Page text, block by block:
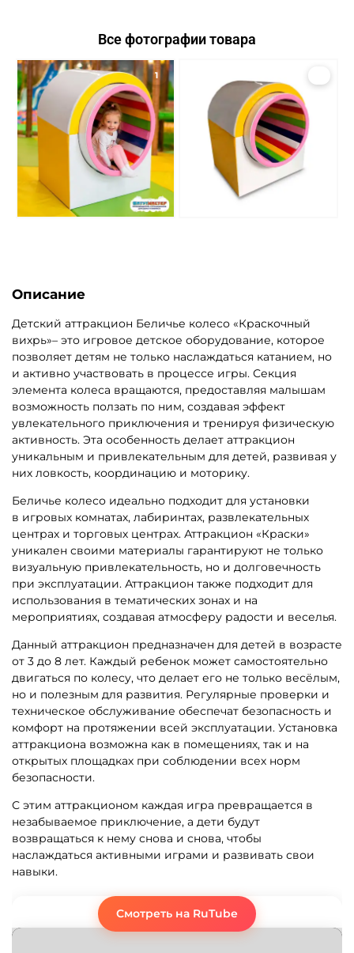
Все фотографии товара
1
Описание
Детский аттракцион Беличье колесо «Краскочный
вихрь»– это игровое детское оборудование, которое
позволяет детям не только наслаждаться катанием, но
и активно участвовать в процессе игры. Секция
элемента колеса вращаются, предоставляя малышам
возможность ползать по ним, создавая эффект
увлекательного приключения и тренируя физическую
активность. Эта особенность делает аттракцион
уникальным и привлекательным для детей, развивая у
них ловкость, координацию и моторику.
Беличье колесо идеально подходит для установки
в игровых комнатах, лабиринтах, развлекательных
центрах и торговых центрах. Аттракцион «Краски»
уникален своими материалы гарантируют не только
визуальную привлекательность, но и долговечность
при эксплуатации. Аттракцион также подходит для
использования в тематических зонах и на
мероприятиях, создавая атмосферу радости и веселья.
Данный аттракцион предназначен для детей в возрасте
от 3 до 8 лет. Каждый ребенок может самостоятельно
двигаться по колесу, что делает его не только весёлым,
но и полезным для развития. Регулярные проверки и
техническое обслуживание обеспечат безопасность и
комфорт на протяжении всей эксплуатации. Установка
аттракциона возможна как в помещениях, так и на
открытых площадках при соблюдении всех норм
безопасности.
С этим аттракционом каждая игра превращается в
незабываемое приключение, а дети будут
возвращаться к нему снова и снова, чтобы
наслаждаться активными играми и развивать свои
навыки.
Смотреть на RuTube